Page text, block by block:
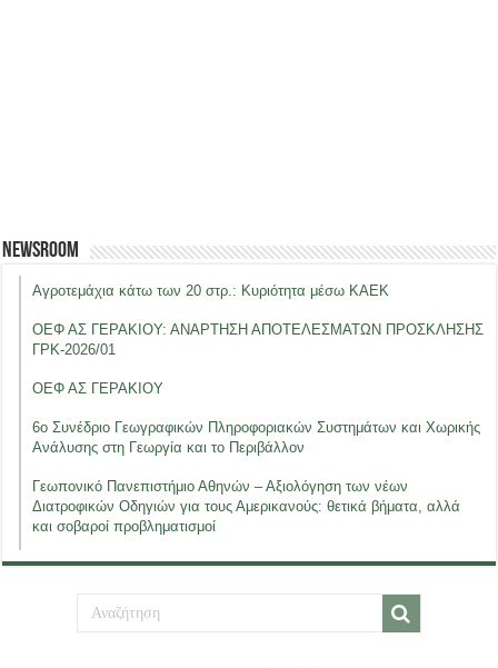
Newsroom
Αγροτεμάχια κάτω των 20 στρ.: Κυριότητα μέσω ΚΑΕΚ
ΟΕΦ ΑΣ ΓΕΡΑΚΙΟΥ: ΑΝΑΡΤΗΣΗ ΑΠΟΤΕΛΕΣΜΑΤΩΝ ΠΡΟΣΚΛΗΣΗΣ
ΓΡΚ-2026/01
ΟΕΦ ΑΣ ΓΕΡΑΚΙΟΥ
6ο Συνέδριο Γεωγραφικών Πληροφοριακών Συστημάτων και Χωρικής
Ανάλυσης στη Γεωργία και το Περιβάλλον
Γεωπονικό Πανεπιστήμιο Αθηνών – Αξιολόγηση των νέων
Διατροφικών Οδηγιών για τους Αμερικανούς: θετικά βήματα, αλλά
και σοβαροί προβληματισμοί